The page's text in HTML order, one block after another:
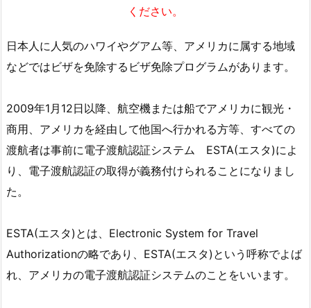
ください。
日本人に人気のハワイやグアム等、アメリカに属する地域
などではビザを免除するビザ免除プログラムがあります。
2009年1月12日以降、航空機または船でアメリカに観光・
商用、アメリカを経由して他国へ行かれる方等、すべての
渡航者は事前に電子渡航認証システム ESTA(エスタ)によ
り、電子渡航認証の取得が義務付けられることになりまし
た。
ESTA(エスタ)とは、Electronic System for Travel
Authorizationの略であり、ESTA(エスタ)という呼称でよば
れ、アメリカの電子渡航認証システムのことをいいます。